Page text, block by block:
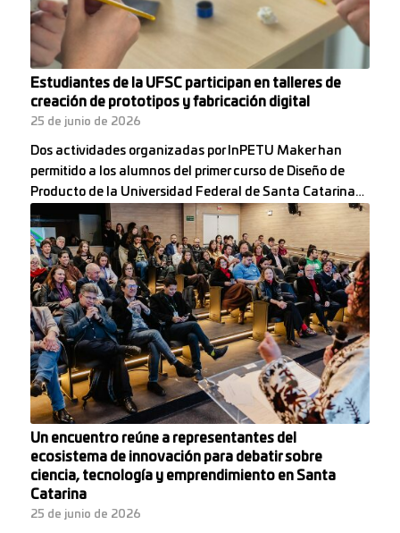
Estudiantes de la UFSC participan en talleres de
creación de prototipos y fabricación digital
25 de junio de 2026
Dos actividades organizadas por InPETU Maker han
permitido a los alumnos del primer curso de Diseño de
Producto de la Universidad Federal de Santa Catarina…
Un encuentro reúne a representantes del
ecosistema de innovación para debatir sobre
ciencia, tecnología y emprendimiento en Santa
Catarina
25 de junio de 2026